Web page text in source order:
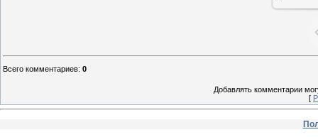
Всего комментариев: 0
Добавлять комментарии
[